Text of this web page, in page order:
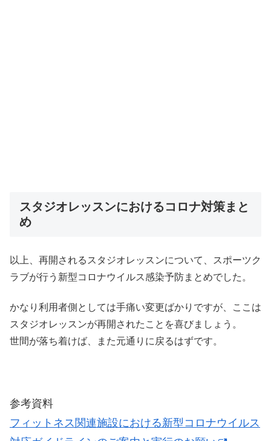
スタジオレッスンにおけるコロナ対策まと
め
以上、再開されるスタジオレッスンについて、スポーツク
ラブが行う新型コロナウイルス感染予防まとめでした。
かなり利用者側としては手痛い変更ばかりですが、ここは
スタジオレッスンが再開されたことを喜びましょう。
世間が落ち着けば、また元通りに戻るはずです。
参考資料
フィットネス関連施設における新型コロナウイルス